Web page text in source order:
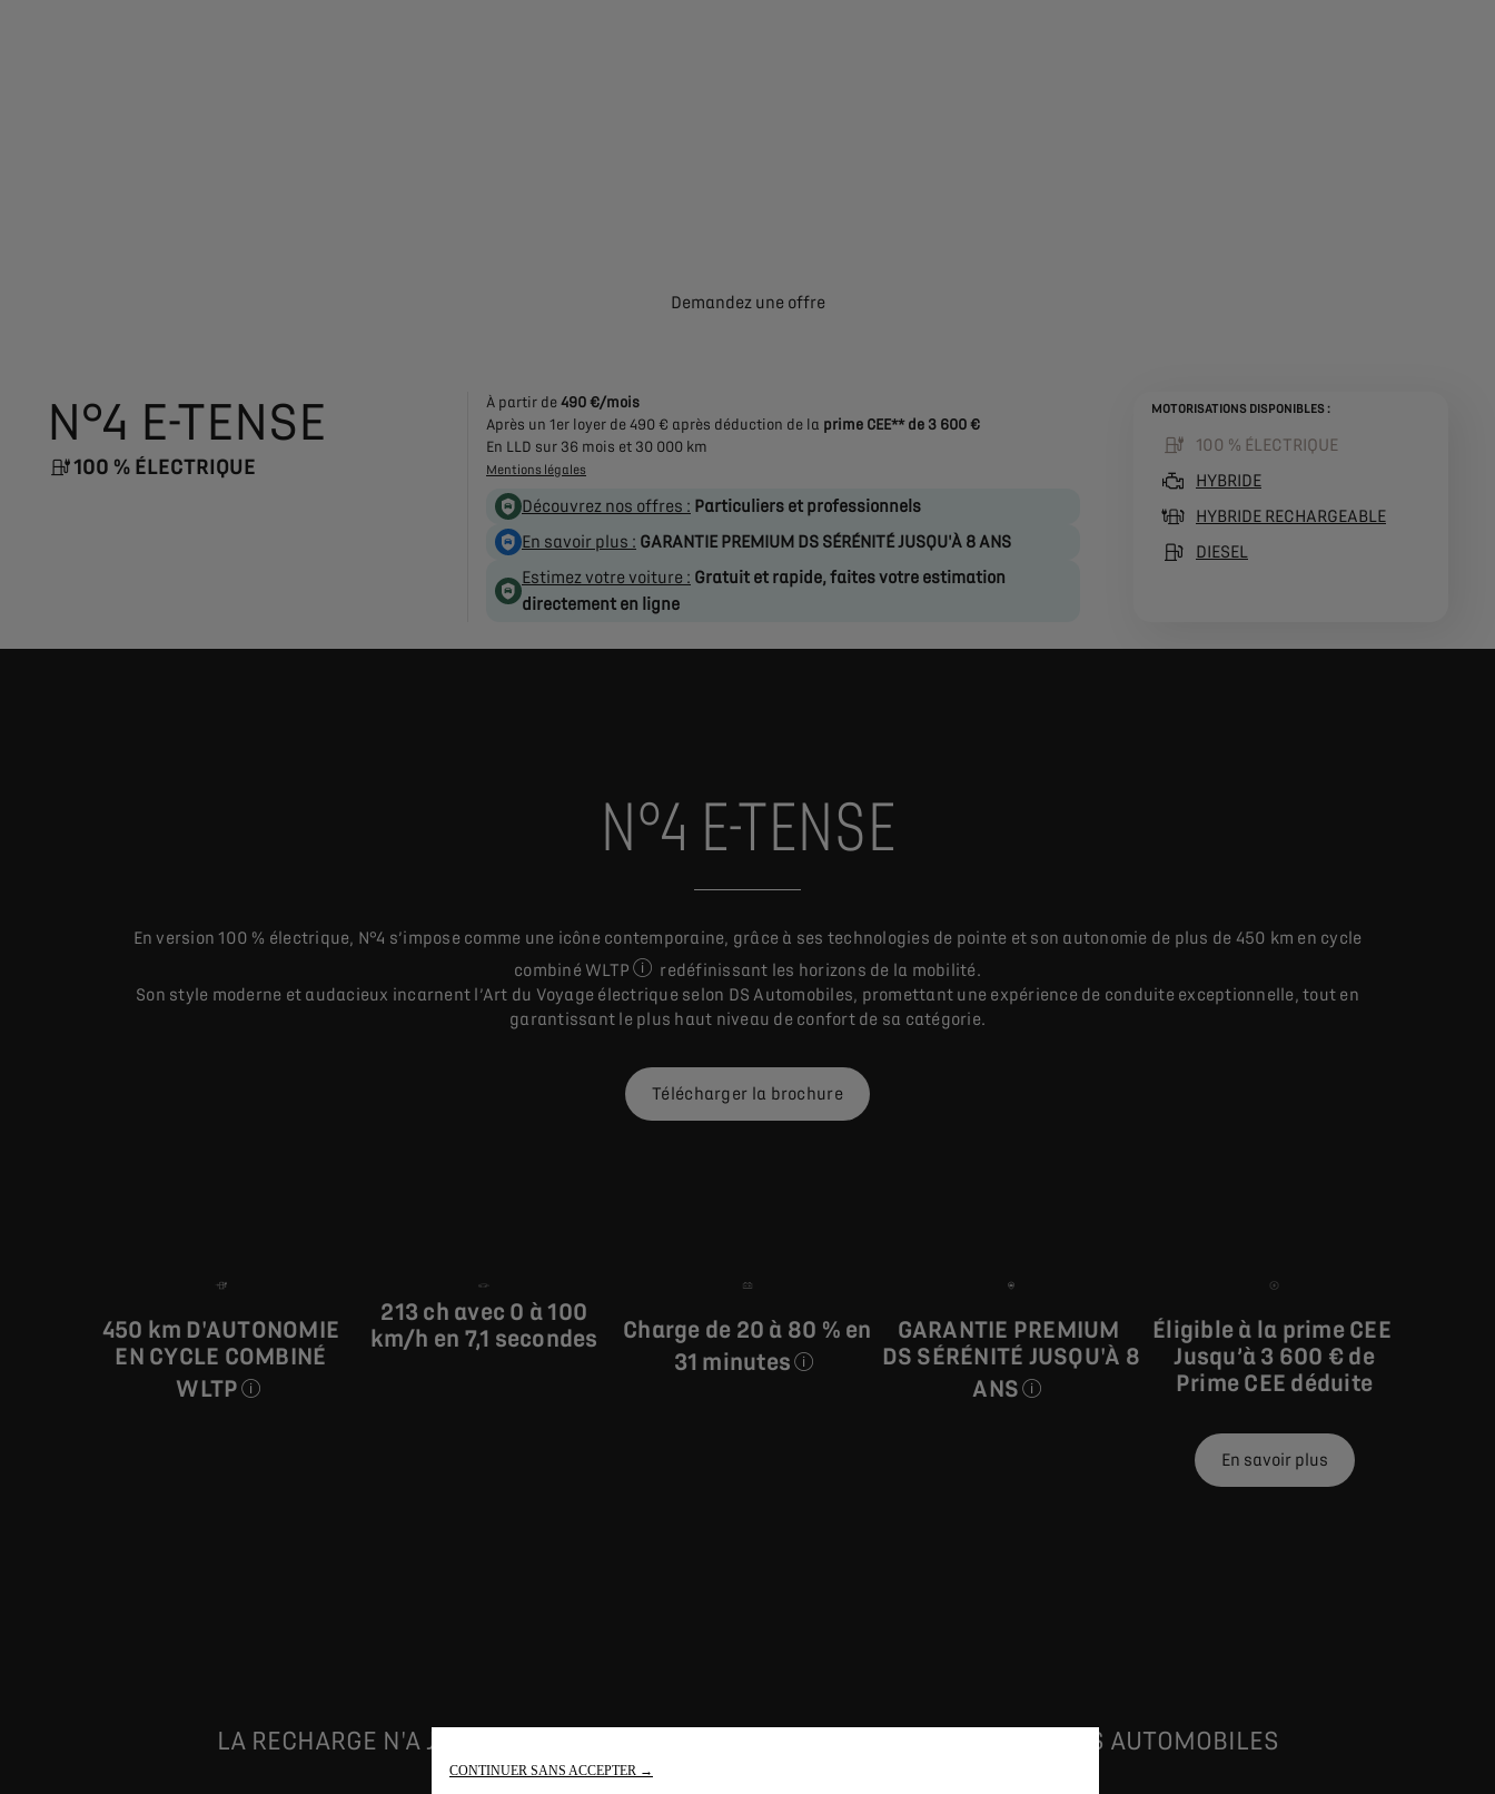
Demandez une offre
N°4 E-TENSE
100 % ÉLECTRIQUE
À partir de 490 €/mois
Après un 1er loyer de 490 € après déduction de la prime CEE** de 3 600 €
En LLD sur 36 mois et 30 000 km
Mentions légales
Découvrez nos offres : Particuliers et professionnels
En savoir plus : GARANTIE PREMIUM DS SÉRÉNITÉ JUSQU'À 8 ANS
Estimez votre voiture : Gratuit et rapide, faites votre estimation
directement en ligne
MOTORISATIONS DISPONIBLES :
100 % ÉLECTRIQUE
HYBRIDE
HYBRIDE RECHARGEABLE
DIESEL
N°4 E-TENSE
En version 100 % électrique, N°4 s’impose comme une icône contemporaine, grâce à ses technologies de pointe et son autonomie de plus de 450 km en cycle
combiné WLTP
Les valeurs de consommation de carburant, d'émissions de CO₂ et d’autonomie indiquées sont conformes
redéfinissant les horizons de la mobilité.
Son style moderne et audacieux incarnent l’Art du Voyage électrique selon DS Automobiles, promettant une expérience de conduite exceptionnelle, tout en
garantissant le plus haut niveau de confort de sa catégorie.
Télécharger la brochure
450 km D'AUTONOMIE
EN CYCLE COMBINÉ
WLTP
213 ch avec 0 à 100
km/h en 7,1 secondes
Charge de 20 à 80 % en
31 minutes
sur une borne rapide (cycle WLTP).
GARANTIE PREMIUM
DS SÉRÉNITÉ JUSQU'À 8
ANS
Éligible à la prime CEE
Jusqu’à 3 600 € de
Prime CEE déduite​
En savoir plus
LA RECHARGE N'A JAMAIS ÉTÉ AUSSI SIMPLE AVEC FREE2MOVE CHARGE & DS AUTOMOBILES
CONTINUER SANS ACCEPTER →